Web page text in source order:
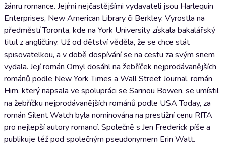
žánru romance. Jejími nejčastějšími vydavateli jsou Harlequin
Enterprises, New American Library či Berkley. Vyrostla na
předměstí Toronta, kde na York University získala bakalářský
titul z angličtiny. Už od dětství věděla, že se chce stát
spisovatelkou, a v době dospívání se na cestu za svým snem
vydala. Její román Omyl dosáhl na žebříček nejprodávanějších
románů podle New York Times a Wall Street Journal, román
Him, který napsala ve spolupráci se Sarinou Bowen, se umístil
na žebříčku nejprodávanějších románů podle USA Today, za
román Silent Watch byla nominována na prestižní cenu RITA
pro nejlepší autory romancí. Společně s Jen Frederick píše a
publikuje též pod společným pseudonymem Erin Watt.